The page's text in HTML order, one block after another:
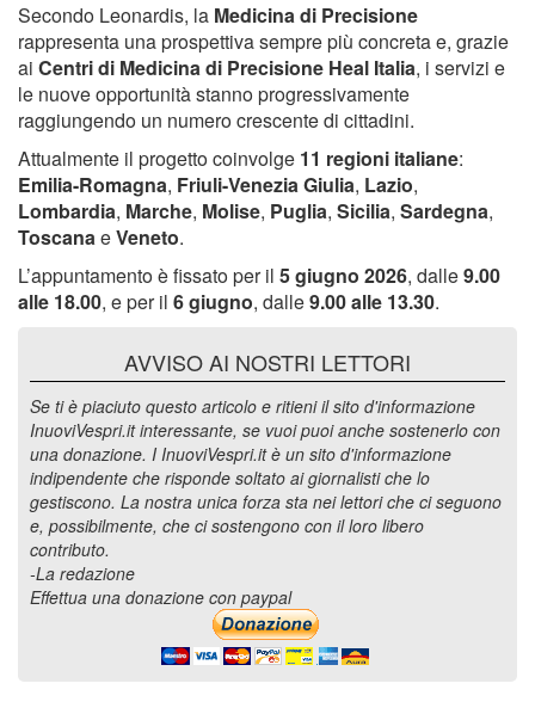
Secondo Leonardis, la Medicina di Precisione
rappresenta una prospettiva sempre più concreta e, grazie
ai Centri di Medicina di Precisione Heal Italia, i servizi e
le nuove opportunità stanno progressivamente
raggiungendo un numero crescente di cittadini.
Attualmente il progetto coinvolge 11 regioni italiane:
Emilia-Romagna, Friuli-Venezia Giulia, Lazio,
Lombardia, Marche, Molise, Puglia, Sicilia, Sardegna,
ToscanaeVeneto.
L’appuntamento è fissato per il 5 giugno 2026, dalle9.00
alle 18.00, e per il 6 giugno, dalle9.00 alle 13.30.
AVVISO AI NOSTRI LETTORI
Se ti è piaciuto questo articolo e ritieni il sito d'informazione
InuoviVespri.it interessante, se vuoi puoi anche sostenerlo con
una donazione. I InuoviVespri.it è un sito d'informazione
indipendente che risponde soltato ai giornalisti che lo
gestiscono. La nostra unica forza sta nei lettori che ci seguono
e, possibilmente, che ci sostengono con il loro libero
contributo.
-La redazione
Effettua una donazione con paypal